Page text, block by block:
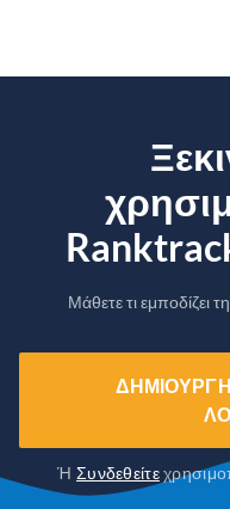
Μάθετε τι εμποδίζει
ΉΣυνδεθείτε